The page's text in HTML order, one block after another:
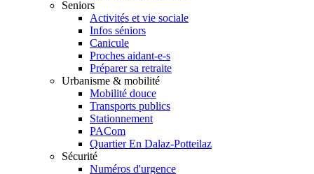
Seniors
Activités et vie sociale
Infos séniors
Canicule
Proches aidant-e-s
Préparer sa retraite
Urbanisme & mobilité
Mobilité douce
Transports publics
Stationnement
PACom
Quartier En Dalaz-Potteilaz
Sécurité
Numéros d'urgence